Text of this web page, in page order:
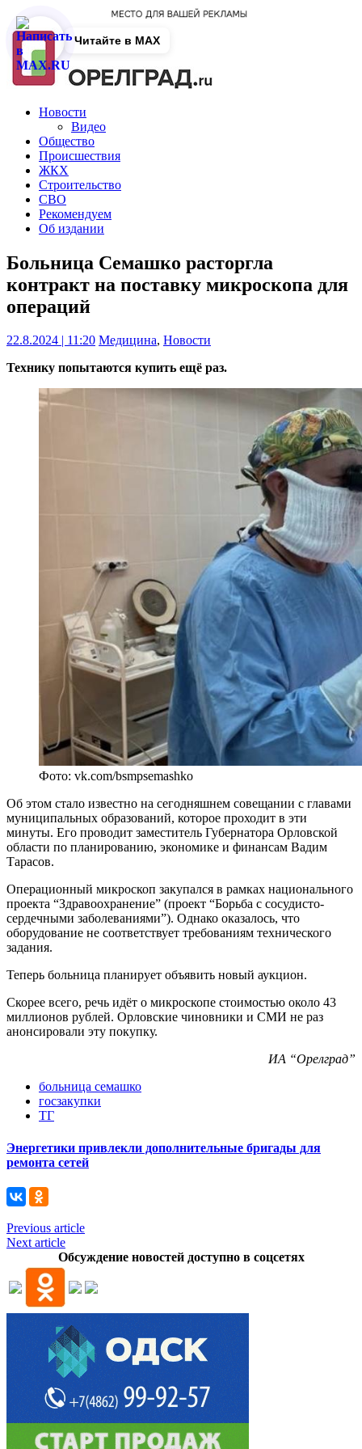
Новости
Видео
Общество
Происшествия
ЖКХ
Строительство
СВО
Рекомендуем
Об издании
Больница Семашко расторгла
контракт на поставку микроскопа для
операций
22.8.2024 | 11:20 Медицина, Новости
Технику попытаются купить ещё раз.
Фото: vk.com/bsmpsemashko
Об этом стало известно на сегодняшнем совещании с главами
муниципальных образований, которое проходит в эти
минуты. Его проводит заместитель Губернатора Орловской
области по планированию, экономике и финансам Вадим
Тарасов.
Операционный микроскоп закупался в рамках национального
проекта “Здравоохранение” (проект “Борьба с сосудисто-
сердечными заболеваниями”). Однако оказалось, что
оборудование не соответствует требованиям технического
задания.
Теперь больница планирует объявить новый аукцион.
Скорее всего, речь идёт о микроскопе стоимостью около 43
миллионов рублей. Орловские чиновники и СМИ не раз
анонсировали эту покупку.
ИА “Орелград”
больница семашко
госзакупки
ТГ
Энергетики привлекли дополнительные бригады для
ремонта сетей
Previous article
Next article
Обсуждение новостей доступно в соцсетях
Читайте в MAX